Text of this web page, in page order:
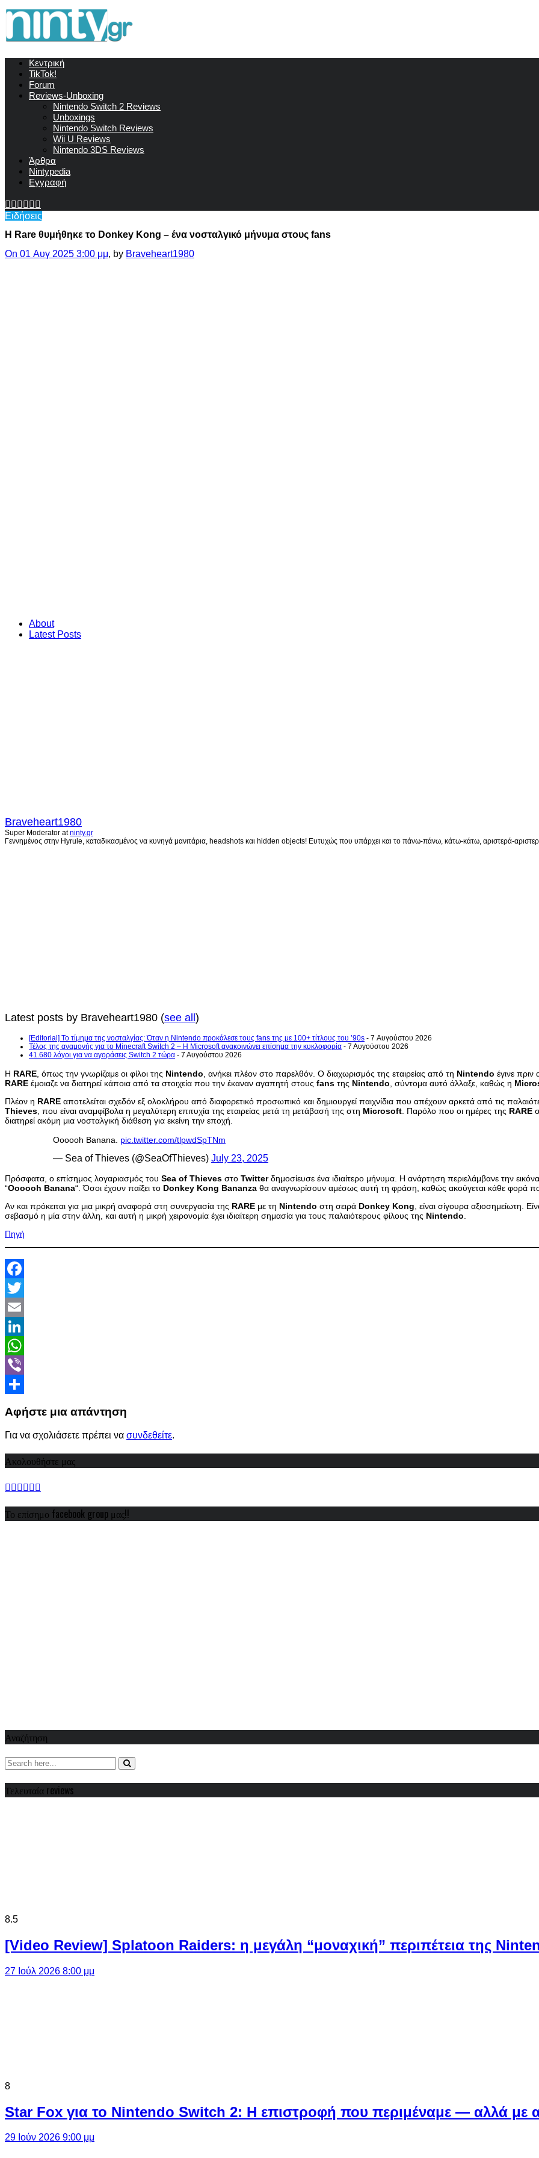
Κεντρική
TikTok!
Forum
Reviews-Unboxing
Nintendo Switch 2 Reviews
Unboxings
Nintendo Switch Reviews
Wii U Reviews
Nintendo 3DS Reviews
Άρθρα
Nintypedia
Εγγραφή
Ειδήσεις
Η Rare θυμήθηκε το Donkey Kong – ένα νοσταλγικό μήνυμα στους fans
On 01 Αυγ 2025 3:00 μμ, by Braveheart1980
About
Latest Posts
Braveheart1980
Super Moderator atninty.gr
Γεννημένος στην Hyrule, καταδικασμένος να κυνηγά μανιτάρια, headshots και hidden objects! Ευτυχώς που υπάρχει και το πάνω-πάνω, κάτω-κάτω, αριστερά-
Latest posts by Braveheart1980 (see all)
[Editorial] Το τίμημα της νοσταλγίας: Όταν η Nintendo προκάλεσε τους fans της με 100+ τίτλους του ’90s - 7 Αυγούστου 2026
Τέλος της αναμονής για το Minecraft Switch 2 – Η Microsoft ανακοινώνει επίσημα την κυκλοφορία - 7 Αυγούστου 2026
41.680 λόγοι για να αγοράσεις Switch 2 τώρα - 7 Αυγούστου 2026
Η RARE , όπως την γνωρίζαμε οι φίλοι της Nintendo , ανήκει πλέον στο παρελθόν. Ο διαχωρισμός της εταιρείας από τη Nintendo έγινε πριν
RARE έμοιαζε να διατηρεί κάποια από τα στοιχεία που την έκαναν αγαπητή στους fans της Nintendo , σύντομα αυτό άλλαξε, καθώς η
Πλέον η RARE αποτελείται σχεδόν εξ ολοκλήρου από διαφορετικό προσωπικό και δημιουργεί παιχνίδια που απέχουν αρκετά από τις
Thieves , που είναι αναμφίβολα η μεγαλύτερη επιτυχία της εταιρείας μετά τη μετάβασή της στη Microsoft . Παρόλο που οι ημέρες της RARE
διατηρεί ακόμη μια νοσταλγική διάθεση για εκείνη την εποχή.
Oooooh Banana. pic.twitter.com/tlpwdSpTNm
— Sea of Thieves (@SeaOfThieves) July 23, 2025
Πρόσφατα, ο επίσημος λογαριασμός του Sea of Thieves στο Twitterδημοσίευσε ένα ιδιαίτερο μήνυμα. Η ανάρτηση περιελάμβανε την
“Oooooh Banana“. Όσοι έχουν παίξει το Donkey Kong Bananza θα αναγνωρίσουν αμέσως αυτή τη φράση, καθώς ακούγεται κάθε φορά
Αν και πρόκειται για μια μικρή αναφορά στη συνεργασία της RARE με τη Nintendo στη σειρά Donkey Kong , είναι σίγουρα αξιοσημείωτη.
σεβασμό η μία στην άλλη, και αυτή η μικρή χειρονομία έχει ιδιαίτερη σημασία για τους παλαιότερους φίλους της Nintendo
Πηγή
Facebook
Twitter
Email
LinkedIn
WhatsApp
Viber
Αφήστε μια απάντηση
Για να σχολιάσετε πρέπει να συνδεθείτε.
Ακολουθήστε μας
Το επίσημο facebook group μας!!
Αναζήτηση
Τελευταία reviews
8.5
[Video Review] Splatoon Raiders: η μεγάλη “μοναχική” περιπέτεια της
27 Ιούλ 2026 8:00 μμ
8
Star Fox για το Nintendo Switch 2: Η επιστροφή που περιμέναμε — αλλά με
29 Ιούν 2026 9:00 μμ